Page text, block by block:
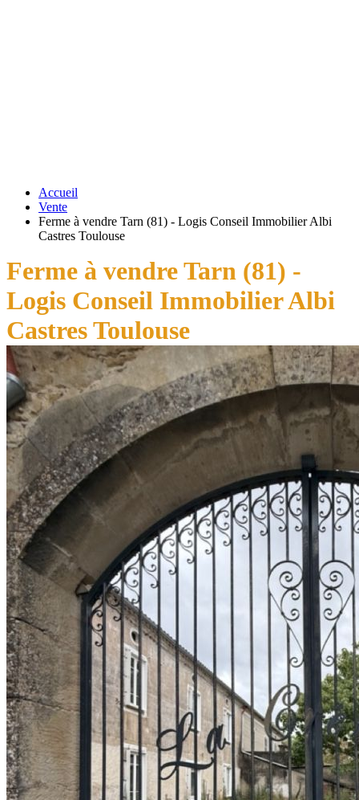
Accueil
Vente
Ferme à vendre Tarn (81) - Logis Conseil Immobilier Albi
Castres Toulouse
Ferme à vendre Tarn (81) -
Logis Conseil Immobilier Albi
Castres Toulouse